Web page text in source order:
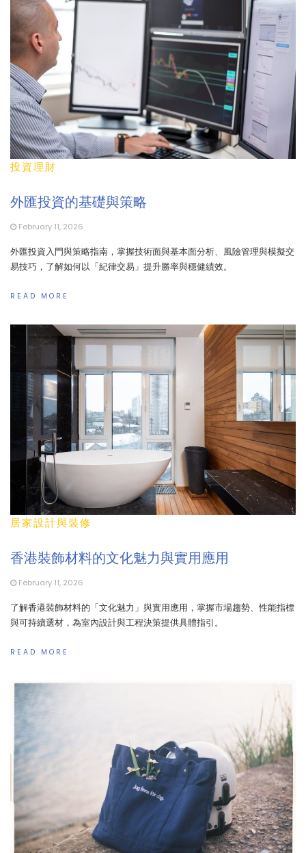
投資理財
外匯投資的基礎與策略
February 11, 2026
外匯投資入門與策略指南，掌握技術面與基本面分析、風險管理與模擬交
易技巧，了解如何以「紀律交易」提升勝率與穩健績效。
READ MORE
居家設計與裝修
香港裝飾材料的文化魅力與實用應用
February 11, 2026
了解香港裝飾材料的「文化魅力」與實用應用，掌握市場趨勢、性能指標
與可持續選材，為室內設計與工程決策提供具體指引。
READ MORE